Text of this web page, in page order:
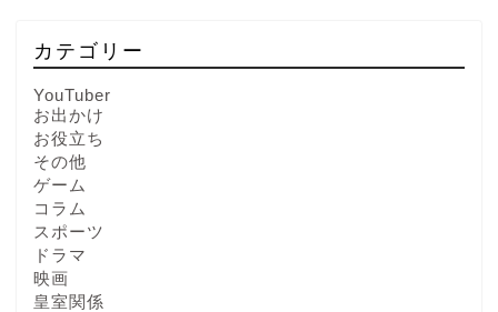
カテゴリー
YouTuber
お出かけ
お役立ち
その他
ゲーム
コラム
スポーツ
ドラマ
映画
皇室関係